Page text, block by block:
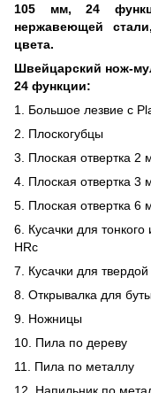
105 мм, 24
нержавеющей
цвета.
Швейцарский нож-
24 функции:
1. Большое лезвие с
2. Плоскогубцы
3. Плоская отвертка 2
4. Плоская отвертка 3
5. Плоская отвертка 6
6. Кусачки для
HRc
7. Кусачки для
8. Открывалка для
9. Ножницы
10. Пила по дереву
11. Пила по металлу
12. Напильник по